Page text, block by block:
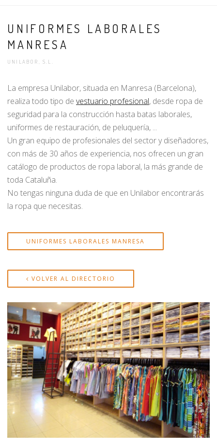
UNIFORMES LABORALES
MANRESA
UNILABOR, S.L.
La empresa Unilabor, situada en Manresa (Barcelona),
realiza todo tipo de vestuario profesional, desde ropa de
seguridad para la construcción hasta batas laborales,
uniformes de restauración, de peluquería, ...
Un gran equipo de profesionales del sector y diseñadores,
con más de 30 años de experiencia, nos ofrecen un gran
catálogo de productos de ropa laboral, la más grande de
toda Cataluña.
No tengas ninguna duda de que en Unilabor encontrarás
la ropa que necesitas.
UNIFORMES LABORALES MANRESA
VOLVER AL DIRECTORIO